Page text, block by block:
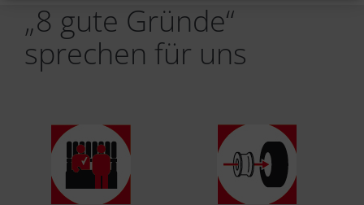
„8 gute Gründe“
sprechen für uns